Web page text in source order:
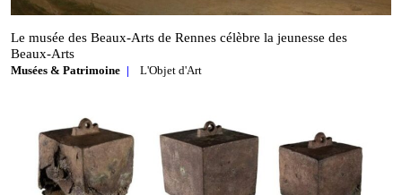
Le musée des Beaux‑Arts de Rennes célèbre la jeunesse des
Beaux‑Arts
Musées & Patrimoine L'Objet d'Art